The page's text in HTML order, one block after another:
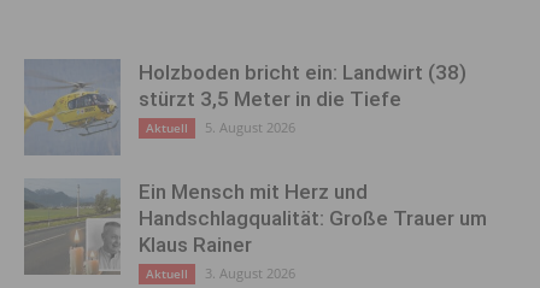
Holzboden bricht ein: Landwirt (38)
stürzt 3,5 Meter in die Tiefe
Aktuell 5. August 2026
Ein Mensch mit Herz und
Handschlagqualität: Große Trauer um
Klaus Rainer
Aktuell 3. August 2026